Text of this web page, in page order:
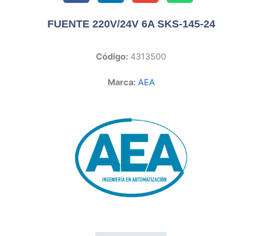
FUENTE 220V/24V 6A SKS-145-24
Código: 4313500
Marca: AEA